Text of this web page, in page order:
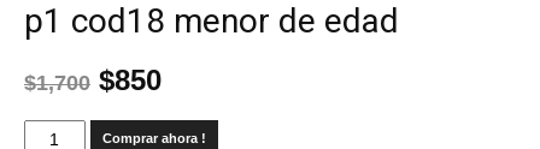
p1 cod18 menor de edad
$1,700 $850
Comprar ahora !